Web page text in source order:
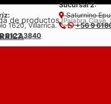
de productos
1620, Villarrica.
6122 3840
Sucursal 2:
Saturnino
+56 9